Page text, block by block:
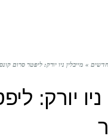
חדשים » מייבלין ניו יורק: ליפטר סרום
ניו יורק: